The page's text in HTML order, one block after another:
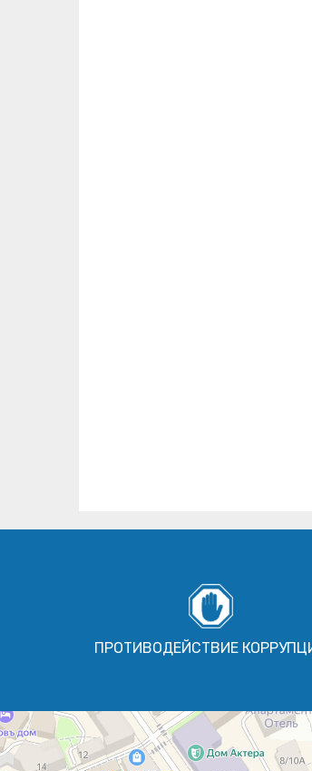
ПРОТИВОДЕЙСТВИЕ